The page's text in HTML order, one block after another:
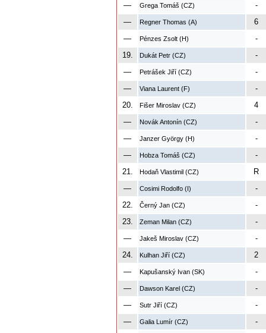
—
Grega Tomáš (CZ)
-
—
Regner Thomas (A)
6
—
Pénzes Zsolt (H)
-
19.
Dukát Petr (CZ)
-
—
Petrášek Jiří (CZ)
-
—
Viana Laurent (F)
-
20.
Fišer Miroslav (CZ)
4
—
Novák Antonín (CZ)
-
—
Janzer György (H)
-
—
Hobza Tomáš (CZ)
-
21.
Hodaň Vlastimil (CZ)
R
—
Cosimi Rodolfo (I)
-
22.
Černý Jan (CZ)
-
23.
Zeman Milan (CZ)
-
—
Jakeš Miroslav (CZ)
-
24.
Kulhan Jiří (CZ)
2
—
Kapušanský Ivan (SK)
-
—
Dawson Karel (CZ)
-
—
Sutr Jiří (CZ)
-
—
Galia Lumír (CZ)
-